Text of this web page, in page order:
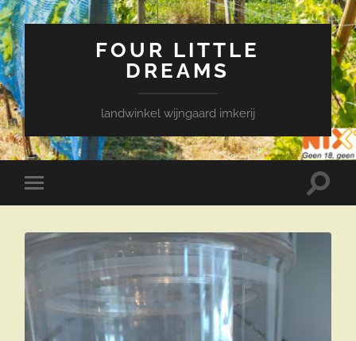
FOUR LITTLE
DREAMS
landwinkel wijngaard imkerij
Toggle
mobiel
Toggle